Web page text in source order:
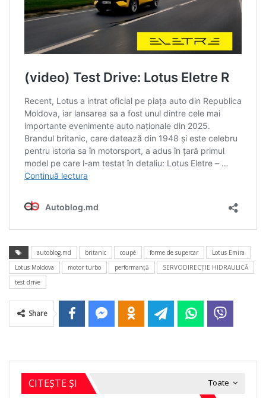
autoblog.md britanic coupé forme de supercar
Lotus Emira
Lotus Moldova
motor turbo performanță
SERVODIRECŢIE HIDRAULICĂ
test drive
Share
Toate
CITEȘTE ȘI